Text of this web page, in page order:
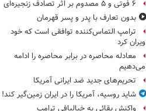
۶ فوتی و ۵ مصدوم بر اثر تصادف زنجیره‌ای
بدون تعارف با پدر و پسر قهرمان
ترامپ التماس‌کننده توافقی است که خود
ویران کرد
معادله محاصره در برابر محاصره را ادامه
می‌دهیم
تحریم‌های جدید ضد ایرانی آمریکا
شاید روسیه، آمریکا را در ایران زمین‌گیر کند!
واکنش بقائی به خیالبافی ترامپ